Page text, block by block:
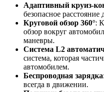
Адаптивный круиз-
безопасное
Круговой обзор 360°:
обзор вокруг
маневры.
Система L2
система, которая
автомобилем.
Беспроводная зарядка
всегда в движении.